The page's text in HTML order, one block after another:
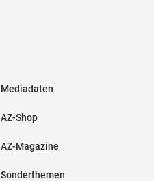
Mediadaten
AZ-Shop
AZ-Magazine
Sonderthemen